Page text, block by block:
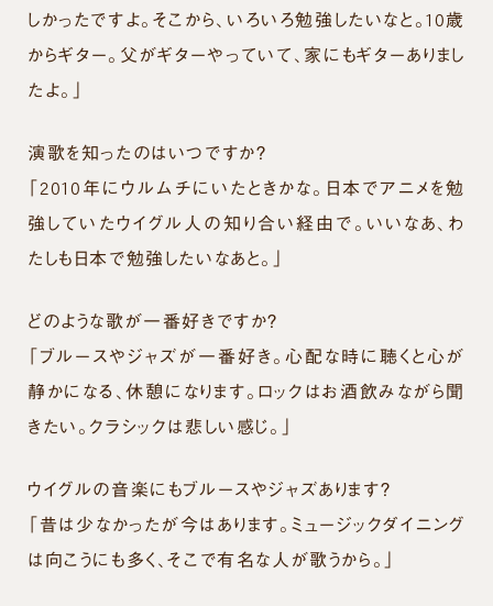
しかったですよ。そこから、いろいろ勉強したいなと。10歳
からギター。父がギターやっていて、家にもギターありまし
たよ。」
演歌を知ったのはいつですか？
「2010年にウルムチにいたときかな。日本でアニメを勉
強していたウイグル人の知り合い経由で。いいなあ、わ
たしも日本で勉強したいなあと。」
どのような歌が一番好きですか？
「ブルースやジャズが一番好き。心配な時に聴くと心が
静かになる、休憩になります。ロックはお酒飲みながら聞
きたい。クラシックは悲しい感じ。」
ウイグルの音楽にもブルースやジャズあります？
「昔は少なかったが今はあります。ミュージックダイニング
は向こうにも多く、そこで有名な人が歌うから。」